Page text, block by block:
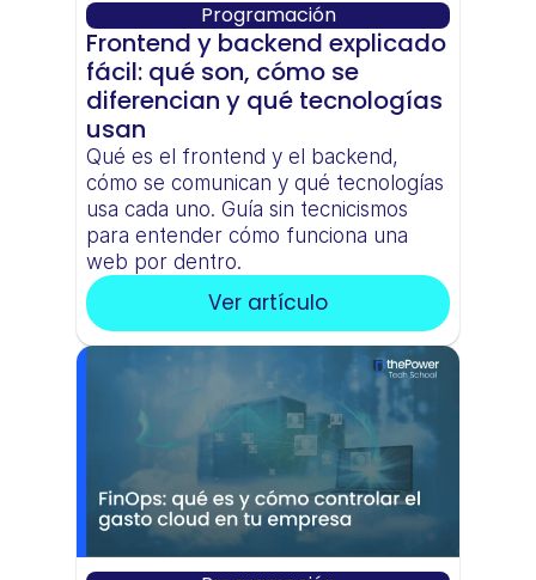
Programación
Frontend y backend explicado
fácil: qué son, cómo se
diferencian y qué tecnologías
usan
Qué es el frontend y el backend,
cómo se comunican y qué tecnologías
usa cada uno. Guía sin tecnicismos
para entender cómo funciona una
web por dentro.
Ver artículo